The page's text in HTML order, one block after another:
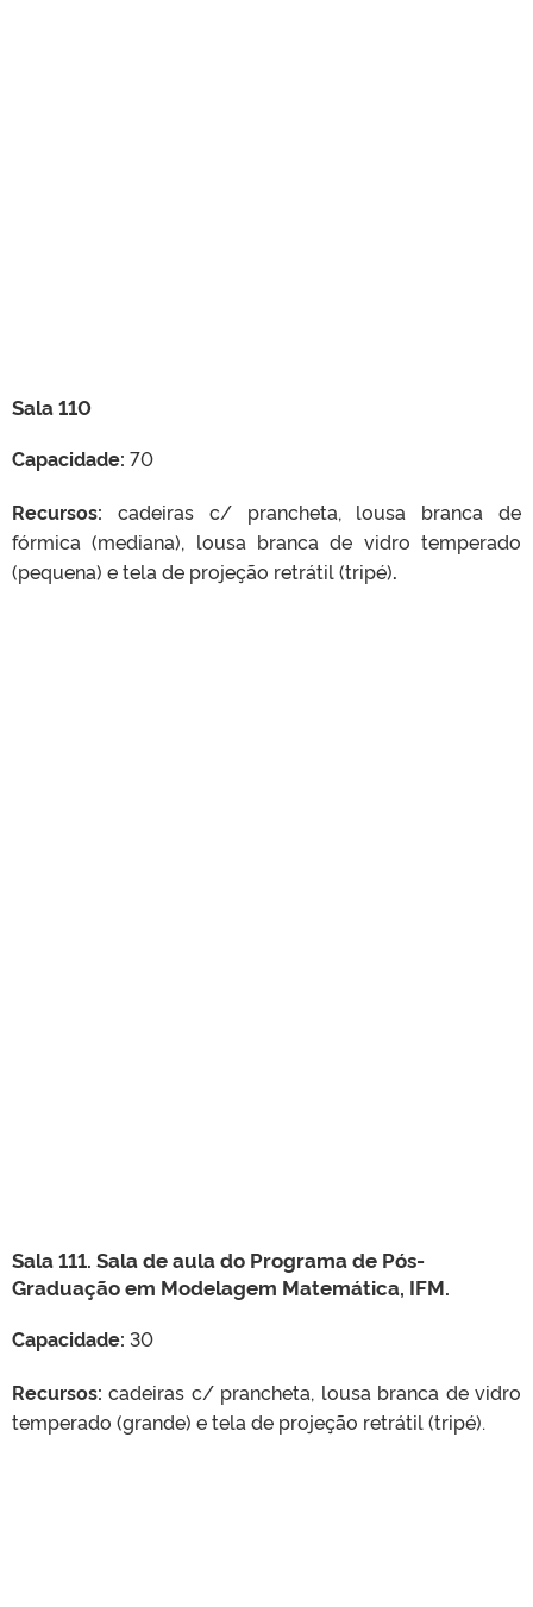
Sala 110
Capacidade: 70
Recursos: cadeiras c/ prancheta, lousa branca de
fórmica (mediana), lousa branca de vidro temperado
(pequena) e tela de projeção retrátil (tripé).
Sala 111. Sala de aula do Programa de Pós-
Graduação em Modelagem Matemática, IFM.
Capacidade: 30
Recursos: cadeiras c/ prancheta, lousa branca de vidro
temperado (grande) e tela de projeção retrátil (tripé).